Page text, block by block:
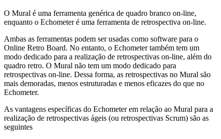
O Mural é uma ferramenta genérica de quadro branco on-line,
enquanto o Echometer é uma ferramenta de retrospectiva on-line.
Ambas as ferramentas podem ser usadas como software para o
Online Retro Board. No entanto, o Echometer também tem um
modo dedicado para a realização de retrospectivas on-line, além do
quadro retro. O Mural não tem um modo dedicado para
retrospectivas on-line. Dessa forma, as retrospectivas no Mural são
mais demoradas, menos estruturadas e menos eficazes do que no
Echometer.
As vantagens específicas do Echometer em relação ao Mural para a
realização de retrospectivas ágeis (ou retrospectivas Scrum) são as
seguintes